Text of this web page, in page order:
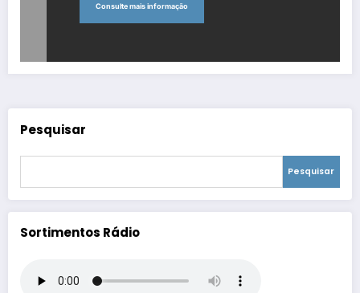
Consulte mais informação
Pesquisar
Pesquisar
Sortimentos Rádio